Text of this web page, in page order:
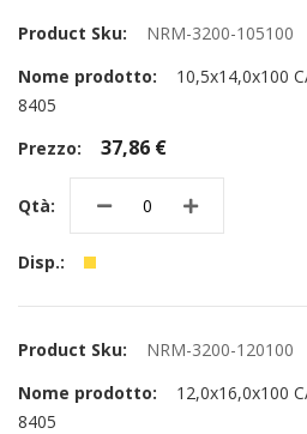
NRM-3200-105100
10,5x14,0x100
8405
37,86 €
NRM-3200-120100
12,0x16,0x100
8405